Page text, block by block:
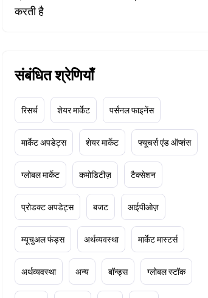
करती है
संबंधित श्रेणियाँ
रिसर्च शेयर मार्केट पर्सनल फाइनेंस
मार्केट अपडेट्स शेयर मार्केट फ्यूचर्स एंड ऑप्शंस
ग्लोबल मार्केट कमोडिटीज़ टैक्सेशन
प्रोडक्ट अपडेट्स बजट आईपीओज़
म्यूचुअल फंड्स अर्थव्यवस्था मार्केट मास्टर्स
अर्थव्यवस्था अन्य बॉन्ड्स ग्लोबल स्टॉक